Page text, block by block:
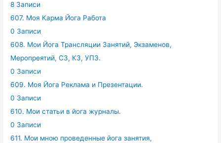
8 Записи
607. Моя Карма Йога Работа
0 Записи
608. Мои Йога Трансляции Занятий, Экзаменов,
Меропреятий, СЗ, КЗ, УПЗ.
0 Записи
609. Моя Йога Реклама и Презентации.
0 Записи
610. Мои статьи в йога журналы.
0 Записи
611. Мои мною проведенные йога занятия,